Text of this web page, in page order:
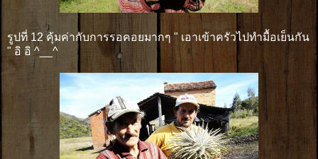
รูปที่ 12 คุ้มค่ากับการรอคอยมากๆ " เอาเข้าครัวไปทำมื้อเย็นกัน
" อิ อิ ^__^